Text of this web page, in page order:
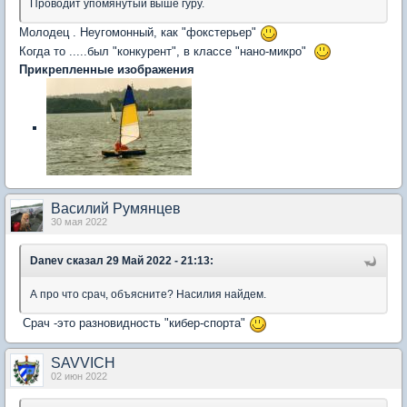
Проводит упомянутый выше гуру.
Молодец . Неугомонный, как "фокстерьер"
Когда то .....был "конкурент", в классе "нано-микро"
Прикрепленные изображения
Василий Румянцев
30 мая 2022
Danev сказал 29 Май 2022 - 21:13:
А про что срач, объясните? Насилия найдем.
Срач -это разновидность "кибер-спорта"
SAVVICH
02 июн 2022